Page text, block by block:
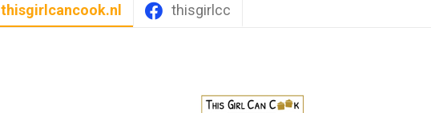
thisgirlcancook.nl thisgirlcc